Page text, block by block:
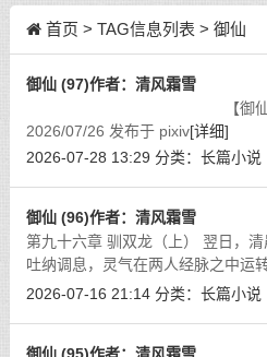
首页 > TAG信息列表 > 御仙
御仙 (97)作者：清风霜雪
【御仙】（97）
2026/07/26 发布于 pixiv[详细]
2026-07-28 13:29 分类： 长篇小说
御仙 (96)作者：清风霜雪
第九十六章 驯双龙（上） 翌日，清
吐纳调息，灵气在两人经脉之中运
回到两人体内。 [详细]
2026-07-16 21:14 分类： 长篇小说